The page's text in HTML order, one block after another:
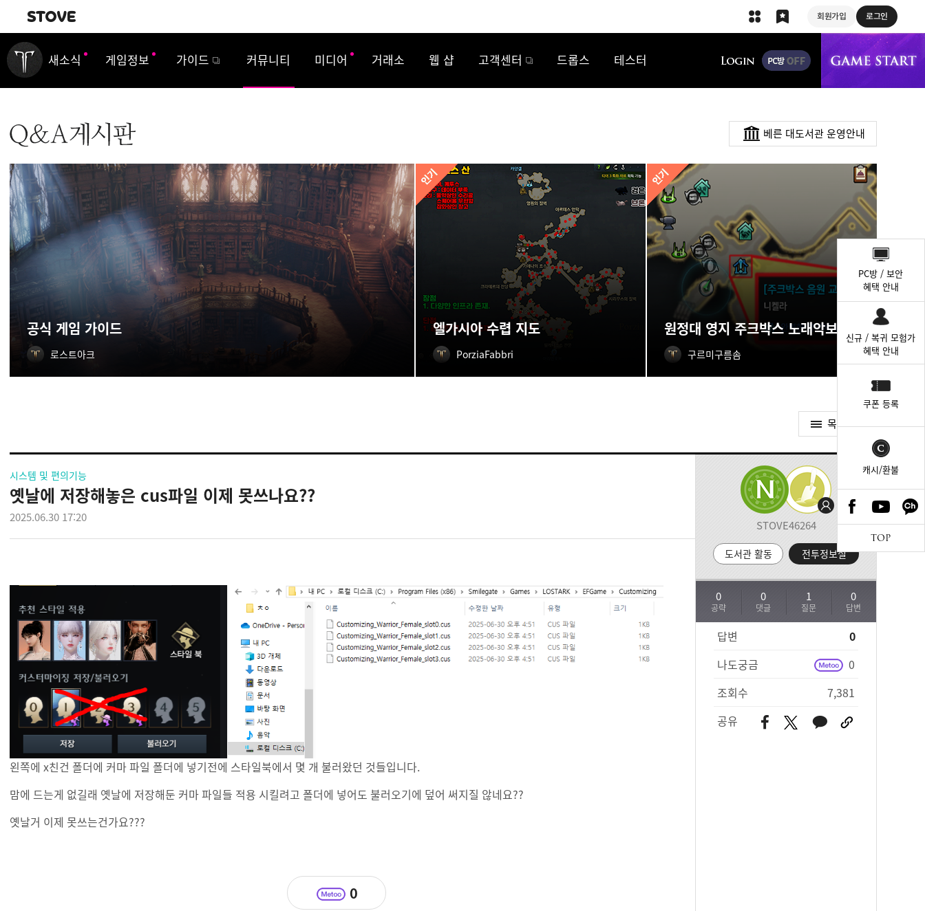
회원가입 로그인
내비게이션
새소식 게임정보 가이드 커뮤니티 미디어 거래소 웹 샵 고객센터 드롭스 테스터
베른 대도서관 운영안내
공식 게임 가이드
로스트아크
엘가시아 수렵 지도
PorziaFabbri
원정대 영지 주크박스 노래악보 획득처
구르미구름솜
목록가기
시스템 및 편의기능
옛날에 저장해놓은 cus파일 이제 못쓰나요??
2025.06.30 17:20
STOVE46264
도서관 활동 전투정보실
공략
0
댓글
0
질문
1
답변
0
답변
0
나도궁금
0
조회수
7,381
공유
왼쪽에 x친건 폴더에 커마 파일 폴더에 넣기전에 스타일북에서 몇 개 불러왔던 것들입니다.
맘에 드는게 없길래 옛날에 저장해둔 커마 파일들 적용 시킬려고 폴더에 넣어도 불러오기에 덮어 써지질 않네요??
옛날거 이제 못쓰는건가요???
0
PC방 / 보안
혜택 안내
신규 / 복귀 모험가
혜택 안내
쿠폰 등록
캐시/환불
TOP